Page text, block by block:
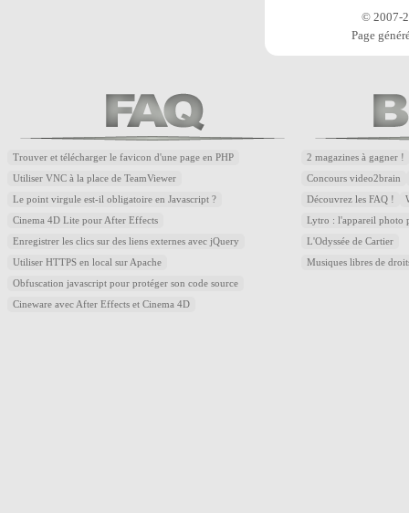
© 2007-
Page
Trouver et télécharger le favicon d'une page en PHP
Utiliser VNC à la place de TeamViewer
Le point virgule est-il obligatoire en Javascript ?
Cinema 4D Lite pour After Effects
Enregistrer les clics sur des liens externes avec jQuery
Utiliser HTTPS en local sur Apache
Obfuscation javascript pour protéger son code source
Cineware avec After Effects et Cinema 4D
2 magazines à gagner !
Concours video2brain
Découvrez les FAQ !
Lytro : l'appareil photo
L'Odyssée de Cartier
Musiques libres de